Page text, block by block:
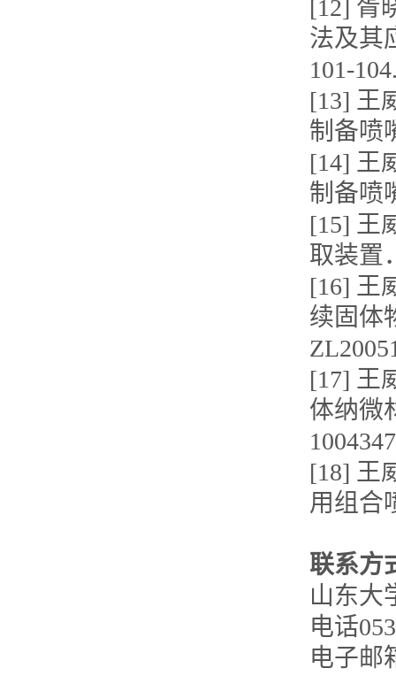
[12]
法及其
101-
[13] 王
制备喷
[14] 王
制备喷
[15] 王
取装置
[16] 王
续固体
[17] 王
体纳微
[18] 王
用组合
联系方
山东大
电话
电子邮